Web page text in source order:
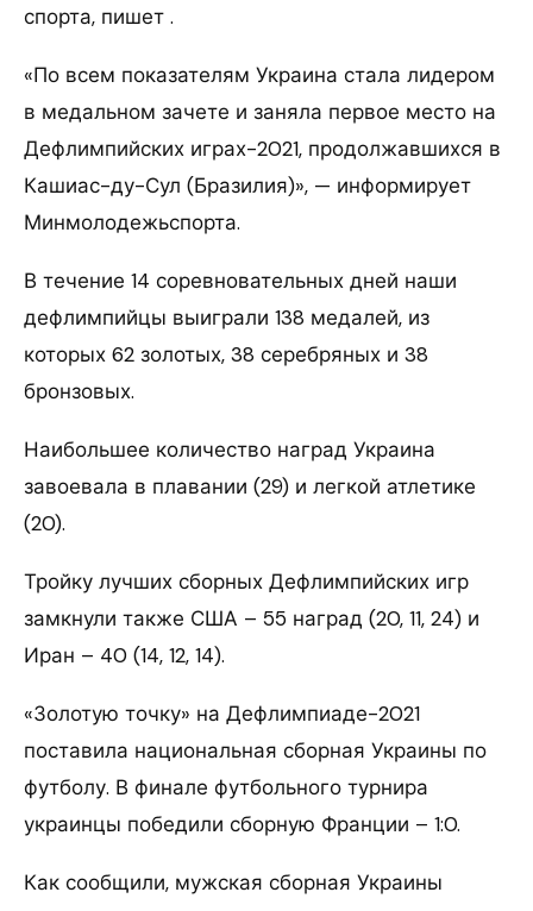
спорта, пишет .
«По всем показателям Украина стала лидером
в медальном зачете и заняла первое место на
Дефлимпийских играх-2021, продолжавшихся в
Кашиас-ду-Сул (Бразилия)», — информирует
Минмолодежьспорта.
В течение 14 соревновательных дней наши
дефлимпийцы выиграли 138 медалей, из
которых 62 золотых, 38 серебряных и 38
бронзовых.
Наибольшее количество наград Украина
завоевала в плавании (29) и легкой атлетике
(20).
Тройку лучших сборных Дефлимпийских игр
замкнули также США – 55 наград (20, 11, 24) и
Иран – 40 (14, 12, 14).
«Золотую точку» на Дефлимпиаде-2021
поставила национальная сборная Украины по
футболу. В финале футбольного турнира
украинцы победили сборную Франции – 1:0.
Как сообщили, мужская сборная Украины